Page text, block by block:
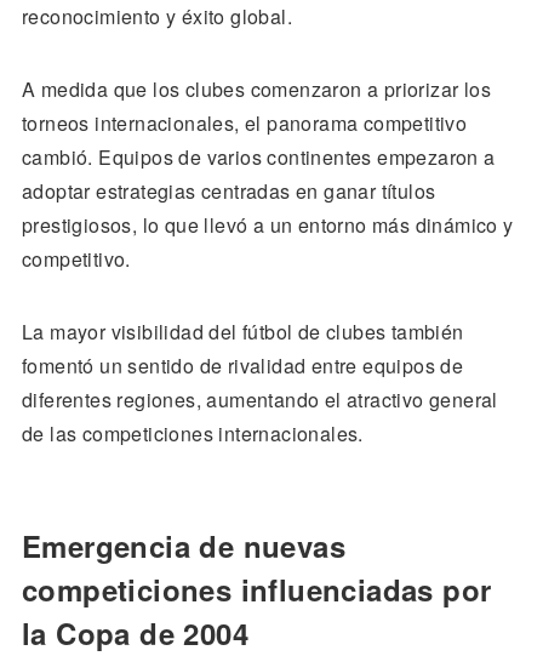
reconocimiento y éxito global.
A medida que los clubes comenzaron a priorizar los
torneos internacionales, el panorama competitivo
cambió. Equipos de varios continentes empezaron a
adoptar estrategias centradas en ganar títulos
prestigiosos, lo que llevó a un entorno más dinámico y
competitivo.
La mayor visibilidad del fútbol de clubes también
fomentó un sentido de rivalidad entre equipos de
diferentes regiones, aumentando el atractivo general
de las competiciones internacionales.
Emergencia de nuevas
competiciones influenciadas por
la Copa de 2004